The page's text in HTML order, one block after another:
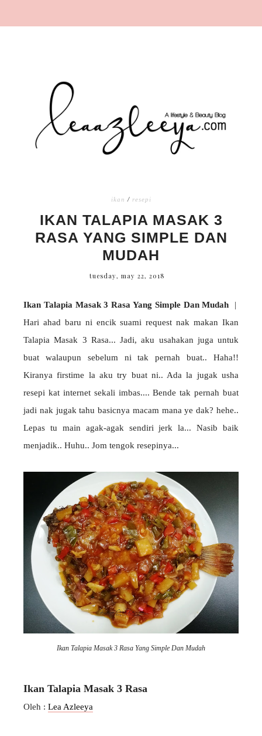
ikan / resepi
IKAN TALAPIA MASAK 3
RASA YANG SIMPLE DAN
MUDAH
tuesday, may 22, 2018
Ikan Talapia Masak 3 Rasa Yang Simple Dan Mudah |
Hari ahad baru ni encik suami request nak makan Ikan
Talapia Masak 3 Rasa... Jadi, aku usahakan juga untuk
buat walaupun sebelum ni tak pernah buat.. Haha!!
Kiranya firstime la aku try buat ni.. Ada la jugak usha
resepi kat internet sekali imbas.... Bende tak pernah buat
jadi nak jugak tahu basicnya macam mana ye dak? hehe..
Lepas tu main agak-agak sendiri jerk la... Nasib baik
menjadik.. Huhu.. Jom tengok resepinya...
Ikan Talapia Masak 3 Rasa Yang Simple Dan Mudah
Ikan Talapia Masak 3 Rasa
Oleh : Lea Azleeya